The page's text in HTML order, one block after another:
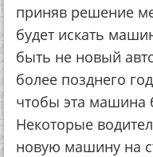
приняв решение
будет искать
быть не новый
более позднего
чтобы эта машина
Некоторые
новую машину на